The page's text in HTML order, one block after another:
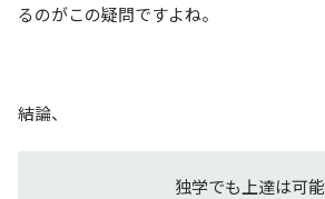
るのがこの疑問ですよね。
結論、
独学でも上達は可能